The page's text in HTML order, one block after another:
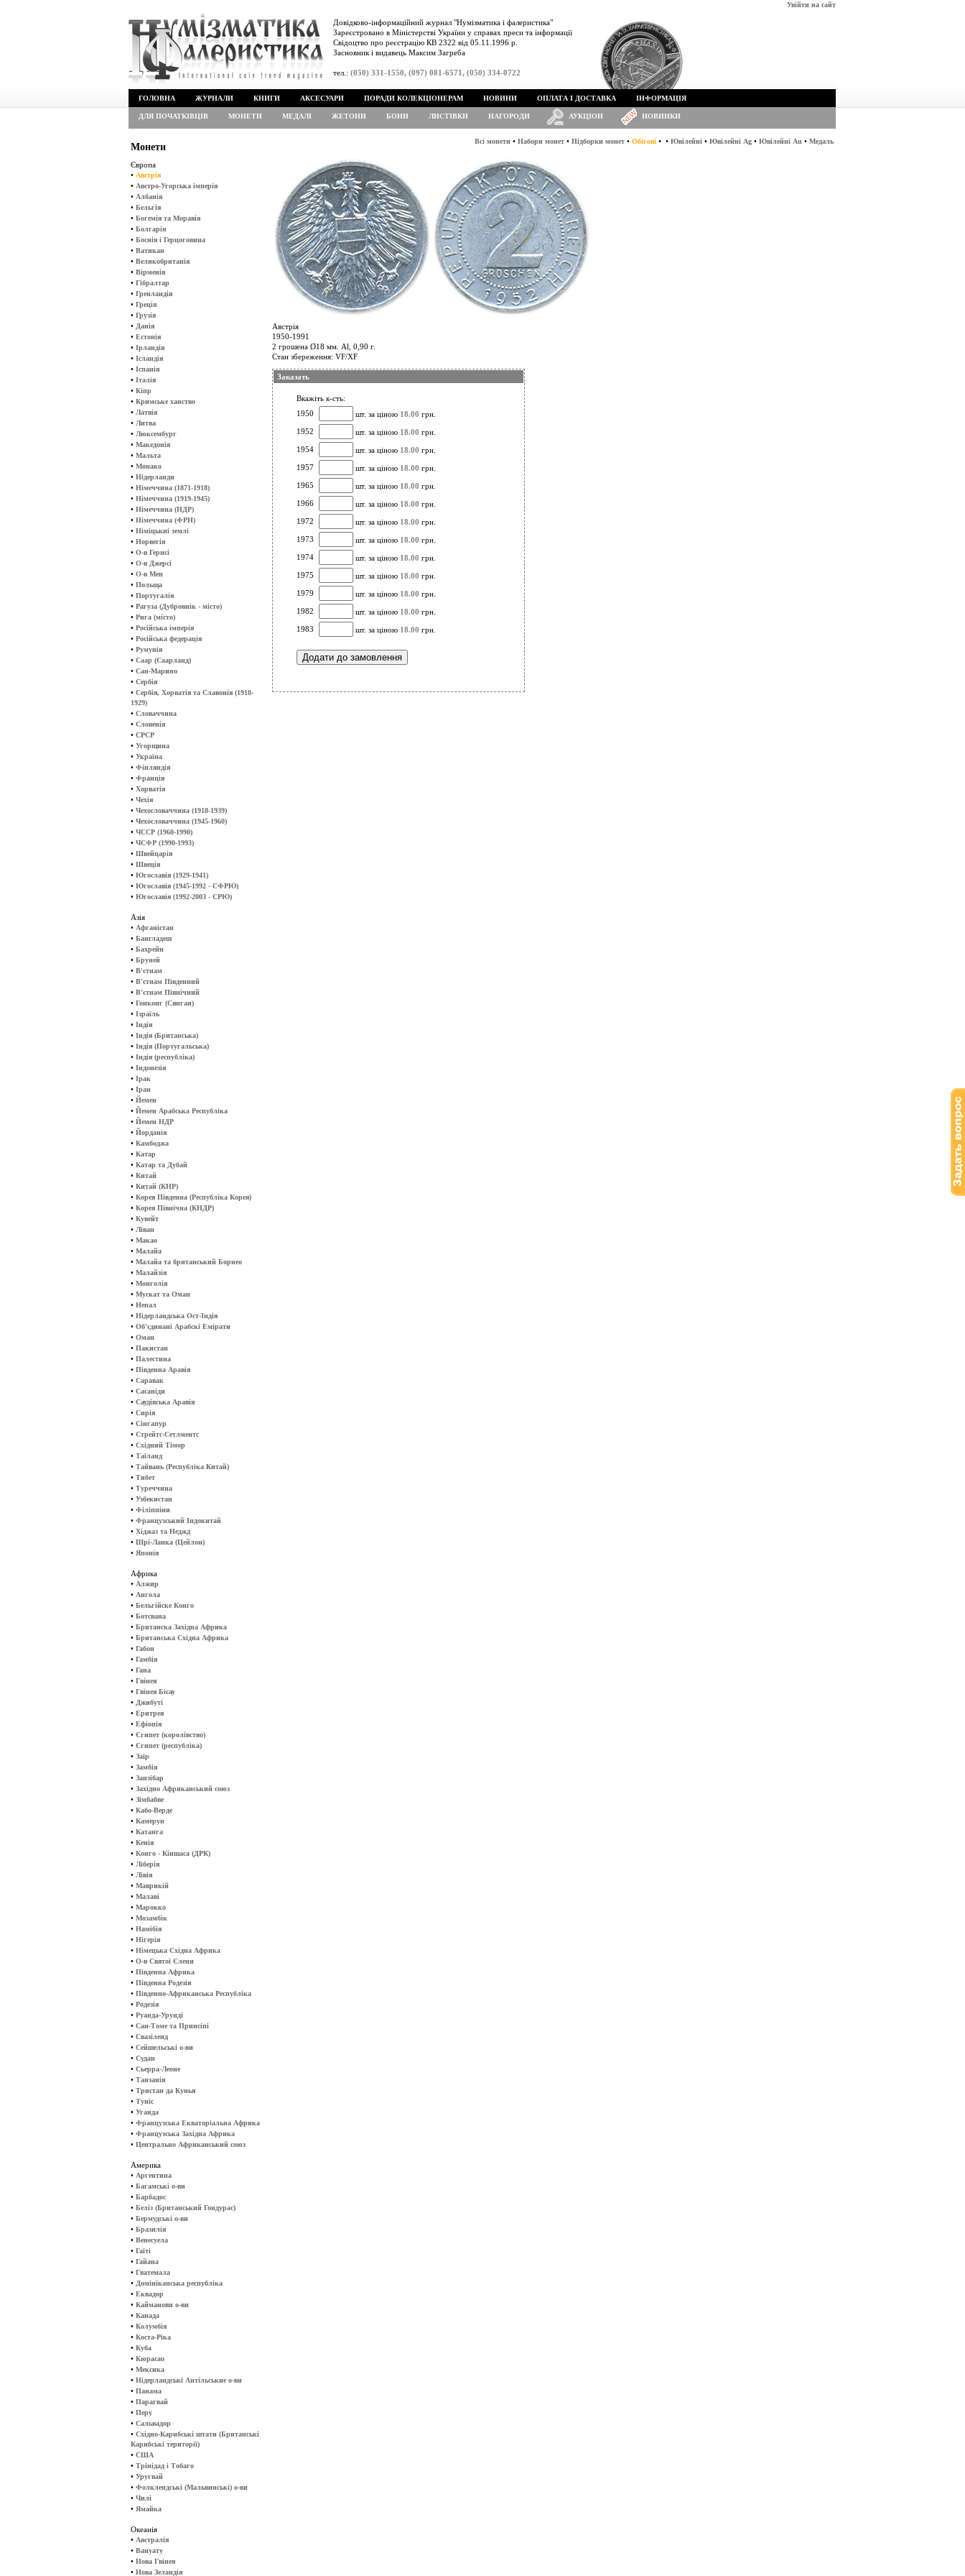
Увійти на сайт
Довідково-інформаційний журнал "Нумізматика і фалеристика"
Зареєстровано в Міністерстві України у справах преси та інформації
Свідоцтво про реєстрацію КВ 2322 від 05.11.1996 р.
Засновник і видавець Максим Загреба
тел.: (050) 331-1550, (097) 081-6571, (050) 334-0722
ГОЛОВНА ЖУРНАЛИ КНИГИ АКСЕСУАРИ ПОРАДИ КОЛЕКЦІОНЕРАМ НОВИНИ ОПЛАТА І ДОСТАВКА ІНФОРМАЦІЯ
ДЛЯ ПОЧАТКІВЦІВ МОНЕТИ МЕДАЛІ ЖЕТОНИ БОНИ ЛИСТІВКИ НАГОРОДИ АУКЦІОН НОВИНКИ
Монети
Європа
• Австрія
• Австро-Угорська імперія
• Албанія
• Бельгія
• Богемія та Моравія
• Болгарія
• Боснія і Герцоговина
• Ватикан
• Великобританія
• Вірменія
• Гібралтар
• Гренландія
• Греція
• Грузія
• Данія
• Естонія
• Ірландія
• Ісландія
• Іспанія
• Італія
• Кіпр
• Кримське ханство
• Латвія
• Литва
• Люксембург
• Македонія
• Мальта
• Монако
• Нідерланди
• Німеччина (1871-1918)
• Німеччина (1919-1945)
• Німеччина (НДР)
• Німеччина (ФРН)
• Німіцькиі землі
• Норвегія
• О-в Гернсі
• О-в Джерсі
• О-в Мен
• Польща
• Португалія
• Рагуза (Дубровнік - місто)
• Рига (місто)
• Російська імперія
• Російська федерація
• Румунія
• Саар (Саарланд)
• Сан-Марино
• Сербія
• Сербія, Хорватія та Славонія (1918-
1929)
• Словаччина
• Словенія
• СРСР
• Угорщина
• Україна
• Фінляндія
• Франція
• Хорватія
• Чехія
• Чехословаччина (1918-1939)
• Чехословаччина (1945-1960)
• ЧССР (1960-1990)
• ЧСФР (1990-1993)
• Швейцарія
• Швеція
• Югославія (1929-1941)
• Югославія (1945-1992 - СФРЮ)
• Югославія (1992-2003 - СРЮ)
Азія
• Афганістан
• Бангладеш
• Бахрейн
• Бруней
• В'єтнам
• В'єтнам Південний
• В'єтнам Північний
• Гонконг (Сянган)
• Ізраїль
• Індія
• Індія (Британська)
• Індія (Португальська)
• Індія (республіка)
• Індонезія
• Ірак
• Іран
• Йемен
• Йемен Арабська Республіка
• Йемен НДР
• Йорданія
• Камбоджа
• Катар
• Катар та Дубай
• Китай
• Китай (КНР)
• Корея Південна (Республіка Корея)
• Корея Північна (КНДР)
• Кувейт
• Ліван
• Макао
• Малайа
• Малайа та британський Борнео
• Малайзія
• Монголія
• Мускат та Оман
• Непал
• Нідерландська Ост-Індія
• Об'єдинані Арабскі Емірати
• Оман
• Пакистан
• Палестина
• Південна Аравія
• Саравак
• Сасаніди
• Саудівська Аравія
• Сирія
• Сінгапур
• Стрейтс-Сетлментс
• Східний Тімор
• Таїланд
• Тайвань (Республіка Китай)
• Тибет
• Туреччина
• Узбекистан
• Філіппіни
• Французський Індокитай
• Хіджаз та Неджд
• Шрі-Ланка (Цейлон)
• Японія
Африка
• Алжир
• Ангола
• Бельгійске Конго
• Ботсвана
• Британска Західна Африка
• Британська Східна Африка
• Габон
• Гамбія
• Гана
• Гвінея
• Гвінея Бісау
• Джибуті
• Еритрея
• Ефіопія
• Єгипет (королівство)
• Єгипет (республіка)
• Заїр
• Замбія
• Занзібар
• Західно Африканський союз
• Зімбабве
• Кабо-Верде
• Камерун
• Катанга
• Кенія
• Конго - Кіншаса (ДРК)
• Ліберія
• Лівія
• Маврикій
• Малаві
• Марокко
• Мозамбік
• Намібія
• Нігерія
• Німецька Східна Африка
• О-в Святої Єлени
• Південна Африка
• Південна Родезія
• Південно-Африканська Республіка
• Родезія
• Руанда-Урунді
• Сан-Томе та Принсіпі
• Свазіленд
• Сейшельські о-ви
• Судан
• Сьерра-Леоне
• Танзанія
• Тристан да Кунья
• Туніс
• Уганда
• Французська Екваторіальна Африка
• Французська Західна Африка
• Центрально Африканський союз
Америка
• Аргентина
• Багамські о-ви
• Барбадос
• Беліз (Британський Гондурас)
• Бермудські о-ви
• Бразилія
• Венесуела
• Гаїті
• Гайана
• Гватемала
• Домініканська республіка
• Еквадор
• Кайманови о-ви
• Канада
• Колумбія
• Коста-Ріка
• Куба
• Кюрасао
• Мексика
• Нідерландські Антільськие о-ви
• Панама
• Парагвай
• Перу
• Сальвадор
• Східно-Карибські штати (Британські
Карибські території)
• США
• Трінідад і Тобаго
• Уругвай
• Фолклендські (Мальвинські) о-ви
• Чилі
• Ямайка
Океанія
• Австралія
• Вануату
• Нова Гвінея
• Нова Зеландія
Всі монети • Набори монет • Підборки монет • Обігові • • Ювілейні • Ювілейні Ag • Ювілейні Au • Медаль
Австрія
1950-1991
2 грошена Ø18 мм. Al, 0,90 г.
Стан збереження: VF/XF
Заказать
Вкажіть к-сть:
1950
шт. за ціною 18.00 грн.
1952
шт. за ціною 18.00 грн.
1954
шт. за ціною 18.00 грн.
1957
шт. за ціною 18.00 грн.
1965
шт. за ціною 18.00 грн.
1966
шт. за ціною 18.00 грн.
1972
шт. за ціною 18.00 грн.
1973
шт. за ціною 18.00 грн.
1974
шт. за ціною 18.00 грн.
1975
шт. за ціною 18.00 грн.
1979
шт. за ціною 18.00 грн.
1982
шт. за ціною 18.00 грн.
1983
шт. за ціною 18.00 грн.